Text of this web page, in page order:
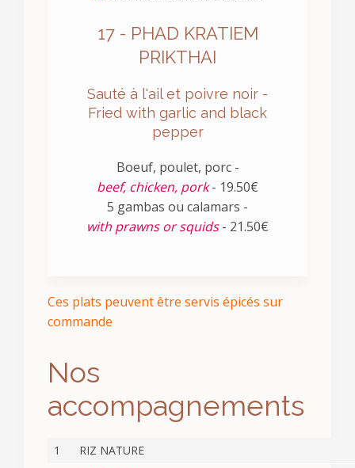
17 - PHAD KRATIEM
PRIKTHAI
Sauté à l'ail et poivre noir -
Fried with garlic and black
pepper
Boeuf, poulet, porc -
beef, chicken, pork- 19.50€
5 gambas ou calamars -
with prawns or squids- 21.50€
Ces plats peuvent être servis épicés sur
commande
Nos
accompagnements
1
RIZ NATURE